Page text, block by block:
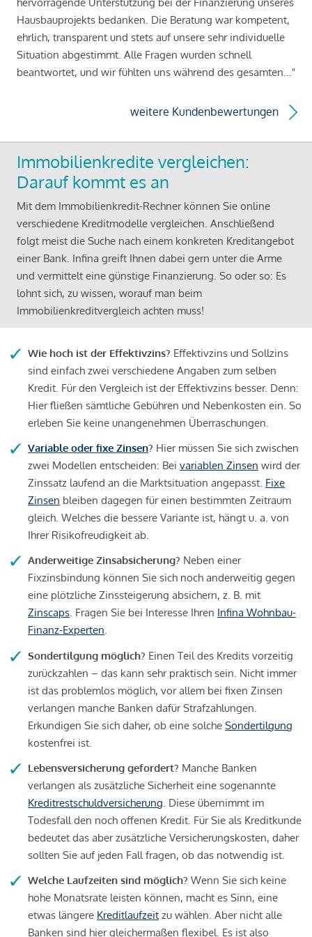
Hausbauprojekts bedanken. Die Beratung war kompetent,
ehrlich, transparent und stets auf unsere sehr individuelle
Situation abgestimmt. Alle Fragen wurden schnell
beantwortet, und wir fühlten uns während des gesamten..."
weitere Kundenbewertungen
Immobilienkredite vergleichen:
Darauf kommt es an
Mit dem Immobilienkredit-Rechner können Sie online
verschiedene Kreditmodelle vergleichen. Anschließend
folgt meist die Suche nach einem konkreten Kreditangebot
einer Bank. Infina greift Ihnen dabei gern unter die Arme
und vermittelt eine günstige Finanzierung. So oder so: Es
lohnt sich, zu wissen, worauf man beim
Immobilienkreditvergleich achten muss!
Wie hoch ist der Effektivzins? Effektivzins und Sollzins
sind einfach zwei verschiedene Angaben zum selben
Kredit. Für den Vergleich ist der Effektivzins besser. Denn:
Hier fließen sämtliche Gebühren und Nebenkosten ein. So
erleben Sie keine unangenehmen Überraschungen.
Variable oder fixe Zinsen? Hier müssen Sie sich zwischen
zwei Modellen entscheiden: Bei variablen Zinsen wird der
Zinssatz laufend an die Marktsituation angepasst. Fixe
Zinsen bleiben dagegen für einen bestimmten Zeitraum
gleich. Welches die bessere Variante ist, hängt u. a. von
Ihrer Risikofreudigkeit ab.
Anderweitige Zinsabsicherung? Neben einer
Fixzinsbindung können Sie sich noch anderweitig gegen
eine plötzliche Zinssteigerung absichern, z. B. mit
Zinscaps. Fragen Sie bei Interesse Ihren Infina Wohnbau-
Finanz-Experten.
Sondertilgung möglich? Einen Teil des Kredits vorzeitig
zurückzahlen – das kann sehr praktisch sein. Nicht immer
ist das problemlos möglich, vor allem bei fixen Zinsen
verlangen manche Banken dafür Strafzahlungen.
Erkundigen Sie sich daher, ob eine solche Sondertilgung
kostenfrei ist.
Lebensversicherung gefordert? Manche Banken
verlangen als zusätzliche Sicherheit eine sogenannte
Kreditrestschuldversicherung. Diese übernimmt im
Todesfall den noch offenen Kredit. Für Sie als Kreditkunde
bedeutet das aber zusätzliche Versicherungskosten, daher
sollten Sie auf jeden Fall fragen, ob das notwendig ist.
Welche Laufzeiten sind möglich? Wenn Sie sich keine
hohe Monatsrate leisten können, macht es Sinn, eine
etwas längere Kreditlaufzeit zu wählen. Aber nicht alle
Banken sind hier gleichermaßen flexibel. Es ist also